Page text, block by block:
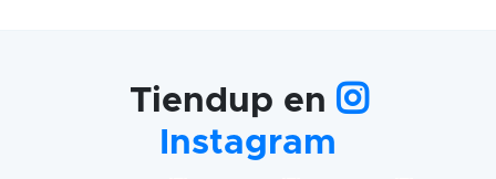
Tiendup en
Instagram